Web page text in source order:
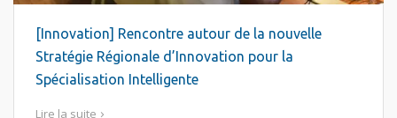
[Innovation] Rencontre autour de la nouvelle
Stratégie Régionale d’Innovation pour la
Spécialisation Intelligente
Lire la suite